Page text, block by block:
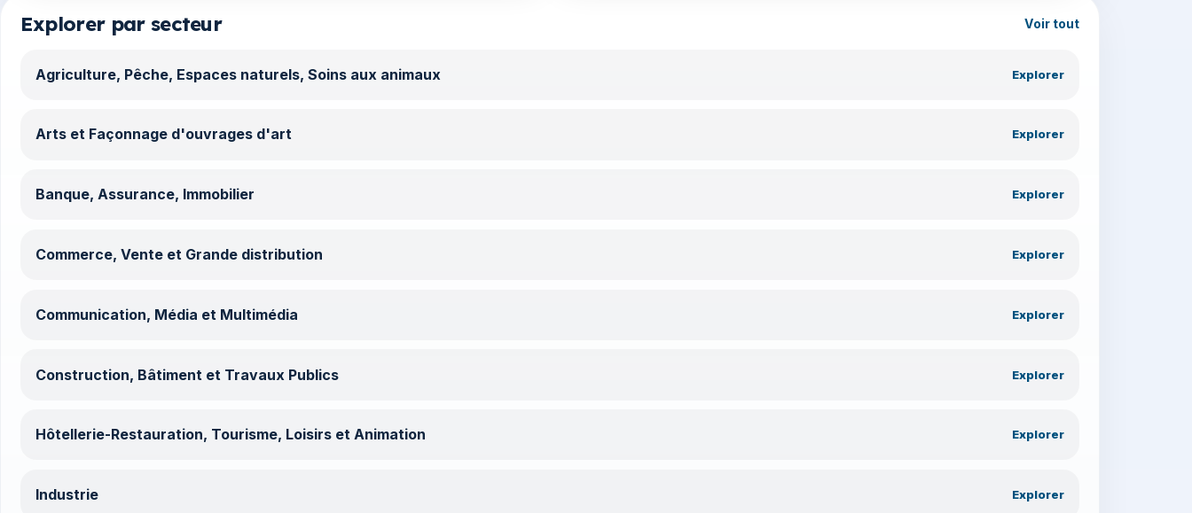
Explorer par secteur Voir tout
Agriculture, Pêche, Espaces naturels, Soins aux animaux Explorer
Arts et Façonnage d'ouvrages d'art Explorer
Banque, Assurance, Immobilier Explorer
Commerce, Vente et Grande distribution Explorer
Communication, Média et Multimédia Explorer
Construction, Bâtiment et Travaux Publics Explorer
Hôtellerie-Restauration, Tourisme, Loisirs et Animation Explorer
Industrie Explorer